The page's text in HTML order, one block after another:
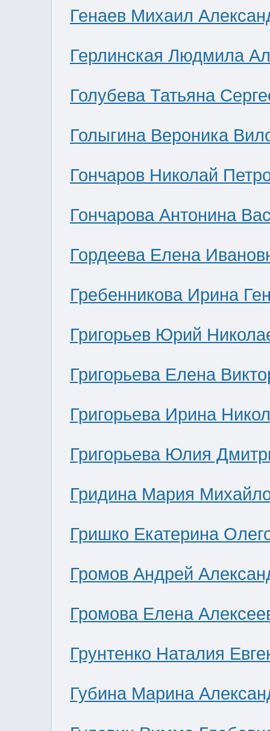
Генаев Михаил
Герлинская Людмила
Голубева Татьяна
Голыгина Вероника
Гончаров Николай
Гончарова Антонина
Гордеева Елена
Гребенникова Ирина
Григорьев Юрий
Григорьева Елена
Григорьева Ирина
Григорьева Юлия
Гридина Мария
Гришко Екатерина
Громов Андрей
Громова Елена
Грунтенко Наталия
Губина Марина